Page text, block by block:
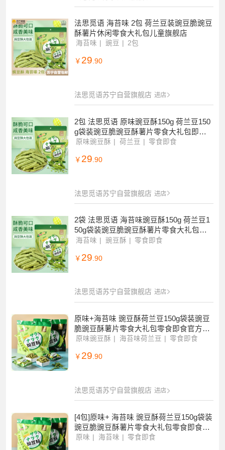
￥29.90
法思觅语苏宁自营旗舰店
海苔味 豌豆 2包
￥29.90
法思觅语苏宁自营旗舰店 进店
官方正品
原味豌豆酥 荷兰豆 零食即食
￥29.90
法思觅语苏宁自营旗舰店 进店
食即食官方正品
海苔味 豌豆酥 零食即食
￥29.90
法思觅语苏宁自营旗舰店 进店
品原味豌豆酥 海苔味荷兰豆
￥29.90
法思觅语苏宁自营旗舰店 进店